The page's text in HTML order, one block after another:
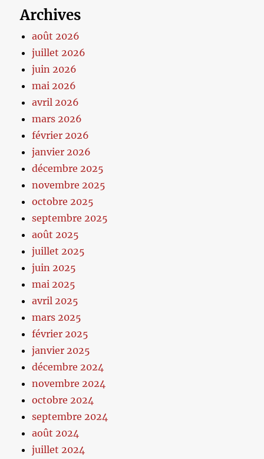
Archives
août 2026
juillet 2026
juin 2026
mai 2026
avril 2026
mars 2026
février 2026
janvier 2026
décembre 2025
novembre 2025
octobre 2025
septembre 2025
août 2025
juillet 2025
juin 2025
mai 2025
avril 2025
mars 2025
février 2025
janvier 2025
décembre 2024
novembre 2024
octobre 2024
septembre 2024
août 2024
juillet 2024